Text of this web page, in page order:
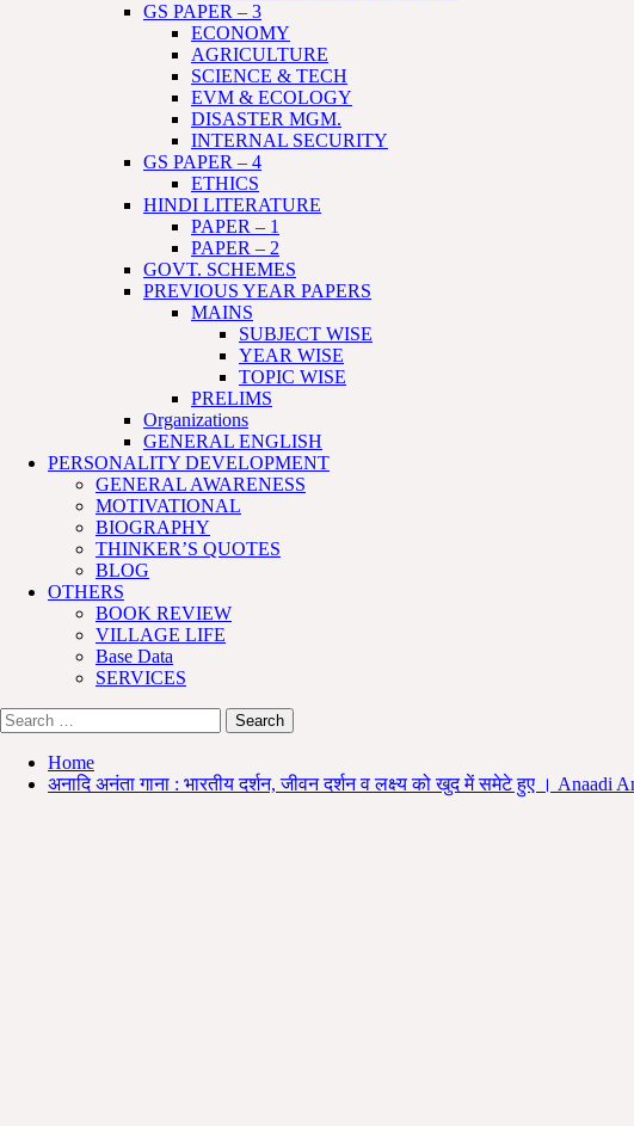
GS PAPER – 3
ECONOMY
AGRICULTURE
SCIENCE & TECH
EVM & ECOLOGY
DISASTER MGM.
INTERNAL SECURITY
GS PAPER – 4
ETHICS
HINDI LITERATURE
PAPER – 1
PAPER – 2
GOVT. SCHEMES
PREVIOUS YEAR PAPERS
MAINS
SUBJECT WISE
YEAR WISE
TOPIC WISE
PRELIMS
Organizations
GENERAL ENGLISH
PERSONALITY DEVELOPMENT
GENERAL AWARENESS
MOTIVATIONAL
BIOGRAPHY
THINKER’S QUOTES
BLOG
OTHERS
BOOK REVIEW
VILLAGE LIFE
Base Data
SERVICES
Search
for:
Home
अनादि अनंता गाना : भारतीय दर्शन, जीवन दर्शन व लक्ष्य को खुद में समेटे हुए ।